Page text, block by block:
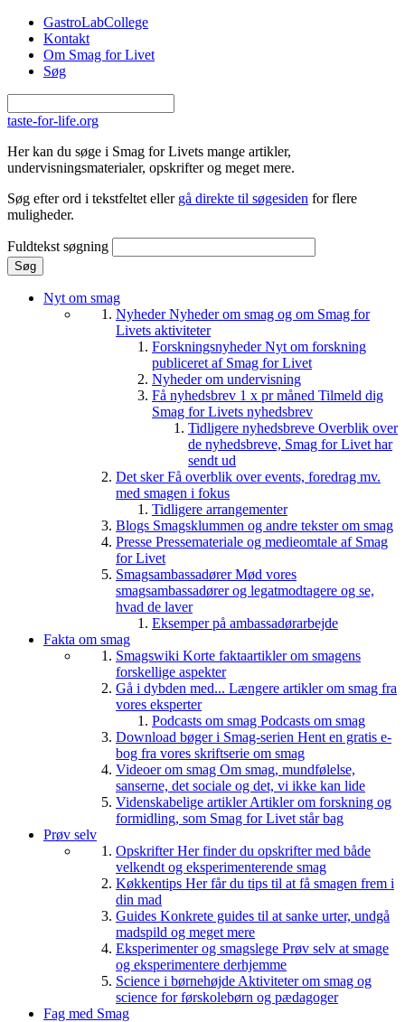
Gå til hovedindhold
GastroLabCollege
Kontakt
Om Smag for Livet
Søg
taste-for-life.org
Her kan du søge i Smag for Livets mange artikler,
undervisningsmaterialer, opskrifter og meget mere.
Søg efter ord i tekstfeltet eller gå direkte til søgesiden for flere
muligheder.
Fuldtekst søgning
Nyt om smag
NyhederNyheder om smag og om Smag for
Livets aktiviteter
ForskningsnyhederNyt om forskning
publiceret af Smag for Livet
Nyheder om undervisning
Få nyhedsbrev 1 x pr måned Tilmeld dig
Smag for Livets nyhedsbrev
Tidligere nyhedsbreve Overblik over
de nyhedsbreve, Smag for Livet har
sendt ud
Det skerFå overblik over events, foredrag mv.
med smagen i fokus
Tidligere arrangementer
Blogs Smagsklummen og andre tekster om smag
Presse Pressemateriale og medieomtale af Smag
for Livet
SmagsambassadørerMød vores
smagsambassadører og legatmodtagere og se,
hvad de laver
Eksemper på ambassadørarbejde
Fakta om smag
Smagswiki Korte faktaartikler om smagens
forskellige aspekter
Gå i dybden med... Længere artikler om smag fra
vores eksperter
Podcasts om smag Podcasts om smag
Download bøger i Smag-serien Hent en gratis e-
bog fra vores skriftserie om smag
Videoer om smag Om smag, mundfølelse,
sanserne, det sociale og det, vi ikke kan lide
Videnskabelige artiklerArtikler om forskning og
formidling, som Smag for Livet står bag
Prøv selv
OpskrifterHer finder du opskrifter med både
velkendt og eksperimenterende smag
Køkkentips Her får du tips til at få smagen frem i
din mad
Guides Konkrete guides til at sanke urter, undgå
madspild og meget mere
Eksperimenter og smagslege Prøv selv at smage
og eksperimentere derhjemme
Science i børnehøjde Aktiviteter om smag og
science for førskolebørn og pædagoger
Fag med Smag